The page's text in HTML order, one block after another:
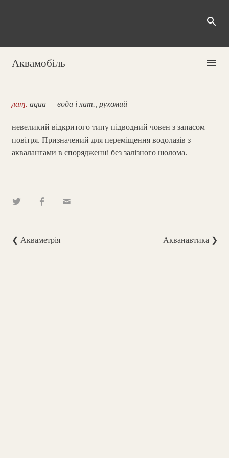
search
Аквамобіль menu
лат. aqua — вода і лат., рухомий
невеликий відкритого типу підводний човен з запасом
повітря. Призначений для переміщення водолазів з
аквалангами в спорядженні без залізного шолома.
❮ Акваметрія Акванавтика ❯